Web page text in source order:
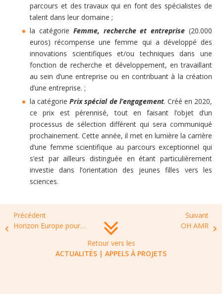
parcours et des travaux qui en font des spécialistes de
talent dans leur domaine ;
la catégorie Femme, recherche et entreprise (20.000
euros) récompense une femme qui a développé des
innovations scientifiques et/ou techniques dans une
fonction de recherche et développement, en travaillant
au sein d’une entreprise ou en contribuant à la création
d’une entreprise. ;
la catégoriePrix spécial de l’engagement. Créé en 2020,
ce prix est pérennisé, tout en faisant l’objet d’un
processus de sélection différent qui sera communiqué
prochainement. Cette année, il met en lumière la carrière
d’une femme scientifique au parcours exceptionnel qui
s’est par ailleurs distinguée en étant particulièrement
investie dans l’orientation des jeunes filles vers les
sciences.
Précédent
Horizon Europe pour 2024 | Pandemic Preparedness and Response: Host-pathogen interactions of infectious diseases with epidemic potential
Suivant
OH AMR
Retour vers les
ACTUALITÉS | APPELS À PROJETS